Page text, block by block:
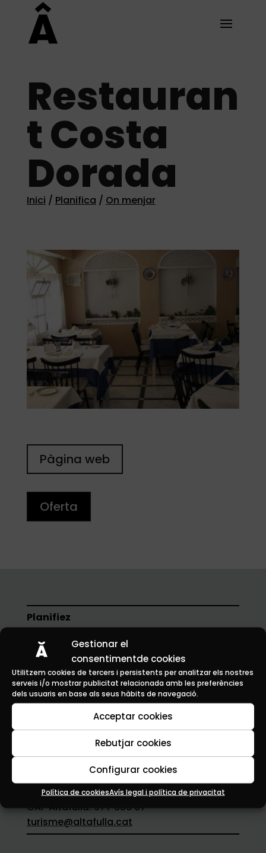
Gestionar el
consentimentde cookies
Utilitzem cookies de tercers i persistents per analitzar els nostres
serveis i/o mostrar publicitat relacionada amb les preferències
dels usuaris en base als seus hàbits de navegació.
Acceptar cookies
Rebutjar cookies
Configurar cookies
Política de cookiesAvís legal i política de privacitat
Restauran
t Costa
Dorada
Inici / Planifica / On menjar
Pàgina web
Oferta
Planifiez
Profitez
Découvrez
Actualités
Numéros utiles
Police locale: 977 650 280
Ambulance: 112
CAP Altafulla: 977 656 07
turisme@altafulla.cat